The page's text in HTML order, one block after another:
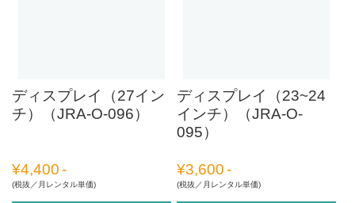
ディスプレイ（27イン
チ）（JRA-O-096）
¥4,400
(税抜／月レンタル単価)
ディスプレイ（23~24
インチ）（JRA-O-
095）
¥3,600
(税抜／月レンタル単価)